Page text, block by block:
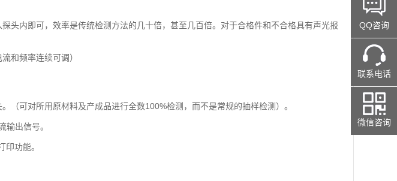
头内即可，效率是传统检测方法的几十倍，甚至几百倍。对于合格件和不合格具有声光报
和频率连续可调）
（可对所用原材料及产成品进行全数100%检测，而不是常规的抽样检测）。
出信号。
功能。
QQ咨询
联系电话
微信咨询